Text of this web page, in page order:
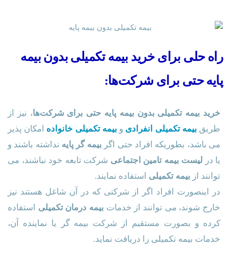
راه حلی برای خرید بیمه تکمیلی بدون بیمه
پایه حتی برای شرکت‌ها:
خرید بیمه تکمیلی بدون بیمه پایه حتی برای شرکت‌ها، نیز از
طریق بیمه تکمیلی انفرادی و بیمه تکمیلی خانواده امکان پذیر
می باشد، بطوریکه افراد حتی اگر بیمه گر پایه نداشته باشند و
یا در لیست بیمه تامین اجتماعی شرکت تابعه خود نباشند، می
توانند از بیمه تکمیلی استفاده نمایند.
در اینصورت افراد اگر از شرکتی که در آن شاغل هستند نیز
خارج شوند، می توانند از خدمات بیمه درمان تکمیلی استفاده
کرده و بصورت مستقیم از شرکت بیمه گر یا نماینده آن،
خدمات بیمه تکمیلی را دریافت نماید.